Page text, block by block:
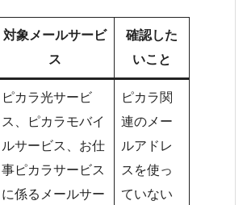
対象メールサービ
ス
確認した
いこと
ピカラ光サービ
ス、ピカラモバイ
ルサービス、お仕
事ピカラサービス
に係るメールサー
ピカラ関
連のメー
ルアドレ
スを使っ
ていない